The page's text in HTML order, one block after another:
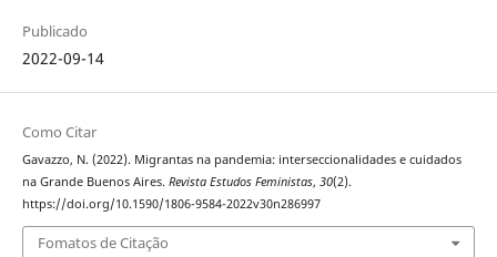
Publicado
2022-09-14
Como Citar
Gavazzo, N. (2022). Migrantas na pandemia: interseccionalidades e cuidados
na Grande Buenos Aires. Revista Estudos Feministas, 30(2).
https://doi.org/10.1590/1806-9584-2022v30n286997
Fomatos de Citação